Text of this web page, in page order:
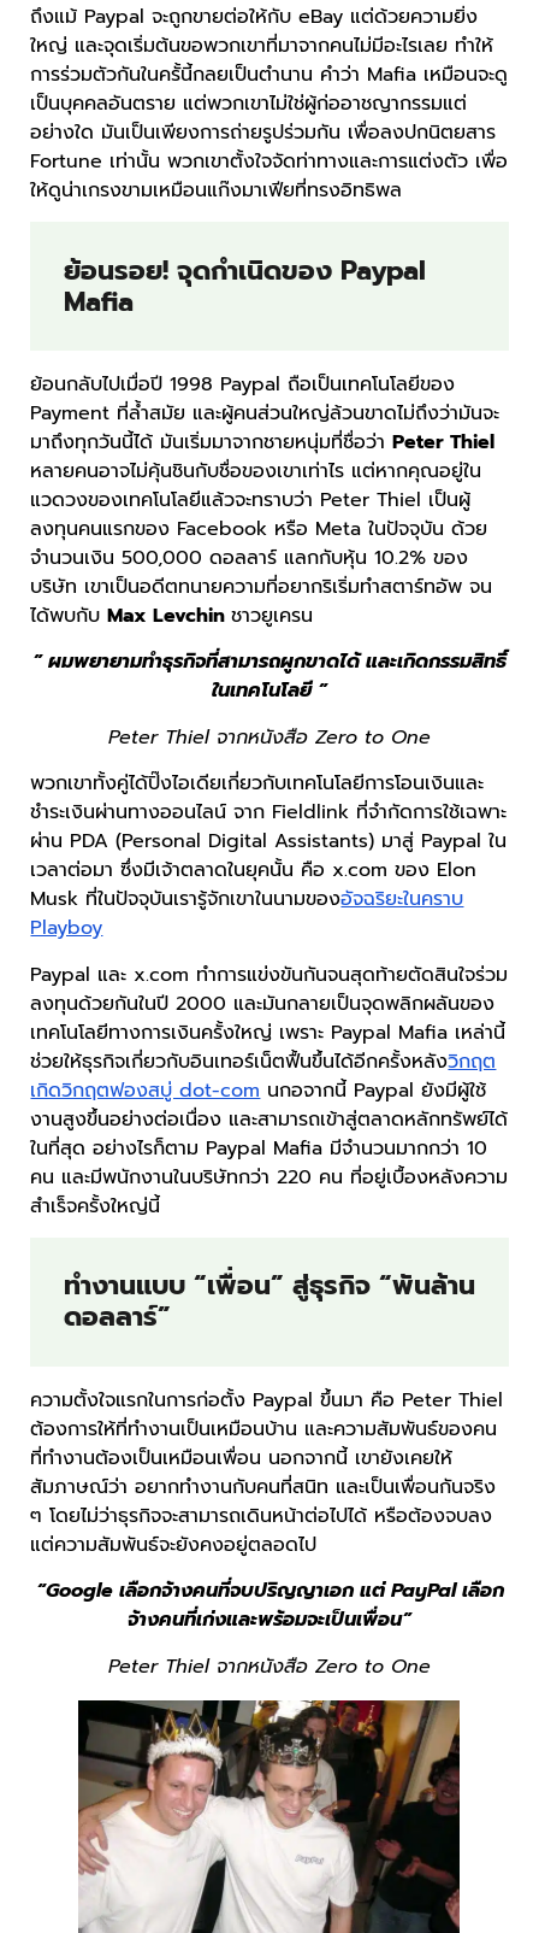
ถึงแม้ Paypal จะถูกขายต่อให้กับ eBay แต่ด้วยความยิ่ง
ใหญ่ และจุดเริ่มต้นขอพวกเขาที่มาจากคนไม่มีอะไรเลย ทำให้
การร่วมตัวกันในครั้นี้กลยเป็นตำนาน คำว่า Mafia เหมือนจะดู
เป็นบุคคลอันตราย แต่พวกเขาไม่ใช่ผู้ก่ออาชญากรรมแต่
อย่างใด มันเป็นเพียงการถ่ายรูปร่วมกัน เพื่อลงปกนิตยสาร
Fortune เท่านั้น พวกเขาตั้งใจจัดท่าทางและการแต่งตัว เพื่อ
ให้ดูน่าเกรงขามเหมือนแก๊งมาเฟียที่ทรงอิทธิพล
ย้อนรอย! จุดกำเนิดของ Paypal
Mafia
ย้อนกลับไปเมื่อปี 1998 Paypal ถือเป็นเทคโนโลยีของ
Payment ที่ล้ำสมัย และผู้คนส่วนใหญ่ล้วนขาดไม่ถึงว่ามันจะ
มาถึงทุกวันนี้ได้ มันเริ่มมาจากชายหนุ่มที่ชื่อว่าPeter Thiel
หลายคนอาจไม่คุ้นชินกับชื่อของเขาเท่าไร แต่หากคุณอยู่ใน
แวดวงของเทคโนโลยีแล้วจะทราบว่า Peter Thiel เป็นผู้
ลงทุนคนแรกของ Facebook หรือ Meta ในปัจจุบัน ด้วย
จำนวนเงิน 500,000 ดอลลาร์ แลกกับหุ้น 10.2% ของ
บริษัท เขาเป็นอดีตทนายความที่อยากริเริ่มทำสตาร์ทอัพ จน
ได้พบกับMax Levchinชาวยูเครน
” ผมพยายามทำธุรกิจที่สามารถผูกขาดได้ และเกิดกรรมสิทธิ์
ในเทคโนโลยี ”
Peter Thiel จากหนังสือ Zero to One
พวกเขาทั้งคู่ได้ปิ๊งไอเดียเกี่ยวกับเทคโนโลยีการโอนเงินและ
ชำระเงินผ่านทางออนไลน์ จาก Fieldlink ที่จำกัดการใช้เฉพาะ
ผ่าน PDA (Personal Digital Assistants) มาสู่ Paypal ใน
เวลาต่อมา ซึ่งมีเจ้าตลาดในยุคนั้น คือ x.com ของ Elon
Musk ที่ในปัจจุบันเรารู้จักเขาในนามของอัจฉริยะในคราบ
Playboy
Paypal และ x.com ทำการแข่งขันกันจนสุดท้ายตัดสินใจร่วม
ลงทุนด้วยกันในปี 2000 และมันกลายเป็นจุดพลิกผลันของ
เทคโนโลยีทางการเงินครั้งใหญ่ เพราะ Paypal Mafia เหล่านี้
ช่วยให้ธุรกิจเกี่ยวกับอินเทอร์เน็ตฟื้นขึ้นได้อีกครั้งหลังวิกฤต
เกิดวิกฤตฟองสบู่ dot-com นกอจากนี้ Paypal ยังมีผู้ใช้
งานสูงขึ้นอย่างต่อเนื่อง และสามารถเข้าสู่ตลาดหลักทรัพย์ได้
ในที่สุด อย่างไรก็ตาม Paypal Mafia มีจำนวนมากกว่า 10
คน และมีพนักงานในบริษัทกว่า 220 คน ที่อยู่เบื้องหลังความ
สำเร็จครั้งใหญ่นี้
ทำงานแบบ “เพื่อน” สู่ธุรกิจ “พันล้าน
ดอลลาร์”
ความตั้งใจแรกในการก่อตั้ง Paypal ขึ้นมา คือ Peter Thiel
ต้องการให้ที่ทำงานเป็นเหมือนบ้าน และความสัมพันธ์ของคน
ที่ทำงานต้องเป็นเหมือนเพื่อน นอกจากนี้ เขายังเคยให้
สัมภาษณ์ว่า อยากทำงานกับคนที่สนิท และเป็นเพื่อนกันจริง
ๆ โดยไม่ว่าธุรกิจจะสามารถเดินหน้าต่อไปได้ หรือต้องจบลง
แต่ความสัมพันธ์จะยังคงอยู่ตลอดไป
“Google เลือกจ้างคนที่จบปริญญาเอก แต่ PayPal เลือก
จ้างคนที่เก่งและพร้อมจะเป็นเพื่อน”
Peter Thiel จากหนังสือ Zero to One